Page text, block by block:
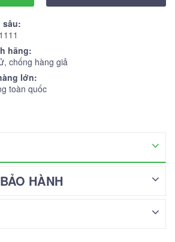
sâu:
hãng:
chống hàng giả
lớn:
toàn quốc
HÀNH